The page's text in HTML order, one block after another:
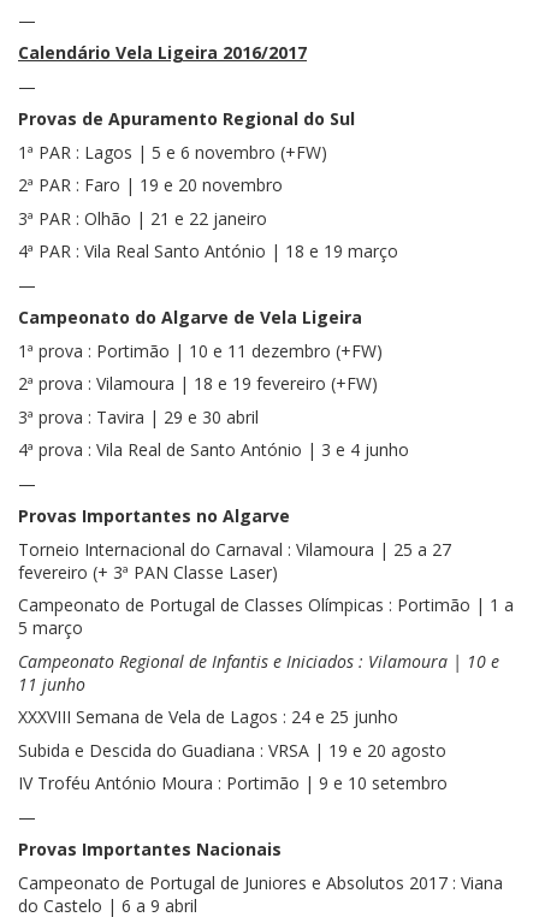
—
Calendário Vela Ligeira 2016/2017
—
Provas de Apuramento Regional do Sul
1ª PAR : Lagos | 5 e 6 novembro (+FW)
2ª PAR : Faro | 19 e 20 novembro
3ª PAR : Olhão | 21 e 22 janeiro
4ª PAR : Vila Real Santo António | 18 e 19 março
—
Campeonato do Algarve de Vela Ligeira
1ª prova : Portimão | 10 e 11 dezembro (+FW)
2ª prova : Vilamoura | 18 e 19 fevereiro (+FW)
3ª prova : Tavira | 29 e 30 abril
4ª prova : Vila Real de Santo António | 3 e 4 junho
—
Provas Importantes no Algarve
Torneio Internacional do Carnaval : Vilamoura | 25 a 27
fevereiro (+ 3ª PAN Classe Laser)
Campeonato de Portugal de Classes Olímpicas : Portimão | 1 a
5 março
Campeonato Regional de Infantis e Iniciados : Vilamoura | 10 e
11 junho
XXXVIII Semana de Vela de Lagos : 24 e 25 junho
Subida e Descida do Guadiana : VRSA | 19 e 20 agosto
IV Troféu António Moura : Portimão | 9 e 10 setembro
—
Provas Importantes Nacionais
Campeonato de Portugal de Juniores e Absolutos 2017 : Viana
do Castelo | 6 a 9 abril